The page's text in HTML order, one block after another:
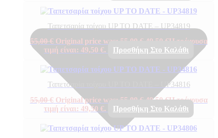
Ταπετσαρία τοίχου UP TO DATE – UP34819
55,00€ Original price was: 55,00 €. 49,50 €Η τρέχουσα
τιμή είναι: 49,50 €.
Προσθήκη Στο Καλάθι
Ταπετσαρία τοίχου UP TO DATE – UP34816
55,00€ Original price was: 55,00 €. 49,50€Η τρέχουσα
τιμή είναι: 49,50 €.
Προσθήκη Στο Καλάθι